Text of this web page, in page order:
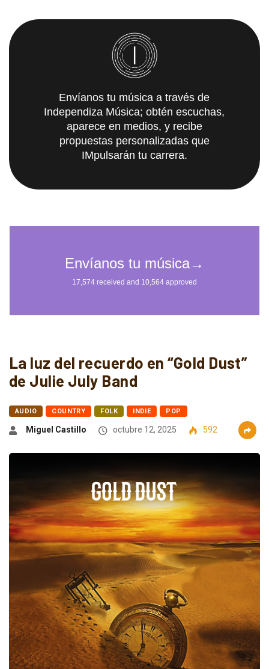
Envíanos tu música a través de
Independiza Música; obtén escuchas,
aparece en medios, y recibe
propuestas personalizadas que
IMpulsarán tu carrera.
La luz del recuerdo en “Gold Dust”
de Julie July Band
AUDIO COUNTRY FOLK INDIE POP
Miguel Castillo octubre 12, 2025 592